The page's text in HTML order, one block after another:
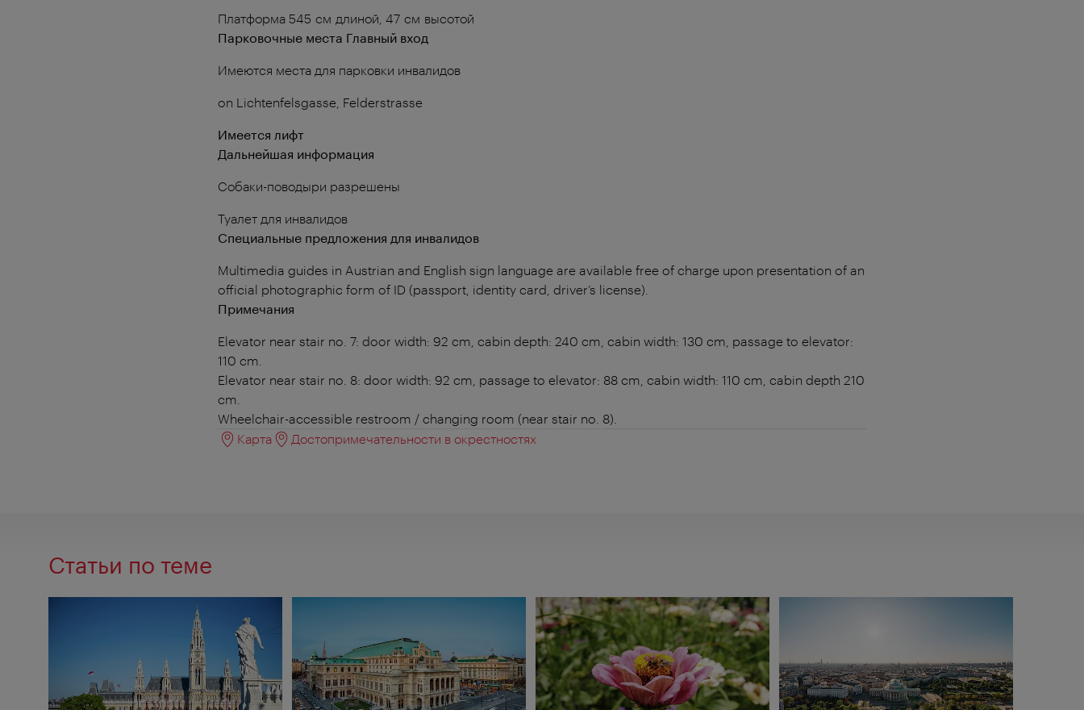
Платформа 545 см длиной, 47 см высотой
Парковочные места Главный вход
Имеются места для парковки инвалидов
on Lichtenfelsgasse, Felderstrasse
Имеется лифт
Дальнейшая информация
Собаки-поводыри разрешены
Туалет для инвалидов
Специальные предложения для инвалидов
Multimedia guides in Austrian and English sign language are available free of charge upon presentation of an
official photographic form of ID (passport, identity card, driver’s license).
Примечания
Elevator near stair no. 7: door width: 92 cm, cabin depth: 240 cm, cabin width: 130 cm, passage to elevator:
110 cm.
Elevator near stair no. 8: door width: 92 cm, passage to elevator: 88 cm, cabin width: 110 cm, cabin depth 210
cm.
Wheelchair-accessible restroom / changing room (near stair no. 8).
Карта
Достопримечательности в окрестностях
Статьи по теме